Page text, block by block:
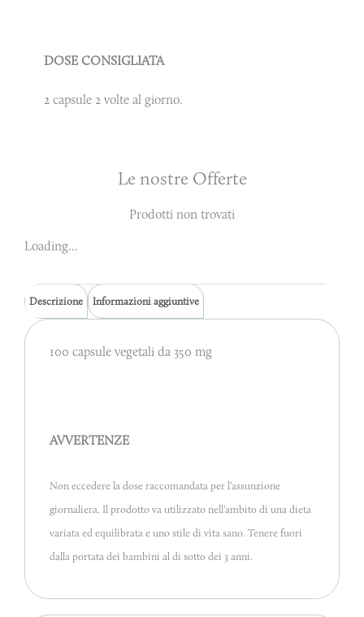
DOSE CONSIGLIATA
2 capsule 2 volte al giorno.
Le nostre Offerte
Prodotti non trovati
Loading...
Descrizione Informazioni aggiuntive
100 capsule vegetali da 350 mg
AVVERTENZE
Non eccedere la dose raccomandata per l’assunzione
giornaliera. Il prodotto va utilizzato nell’ambito di una dieta
variata ed equilibrata e uno stile di vita sano. Tenere fuori
dalla portata dei bambini al di sotto dei 3 anni.